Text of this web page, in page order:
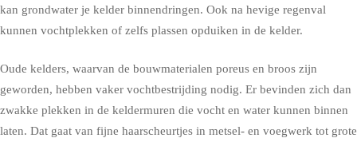
kan grondwater je kelder binnendringen. Ook na hevige regenval
kunnen vochtplekken of zelfs plassen opduiken in de kelder.
Oude kelders, waarvan de bouwmaterialen poreus en broos zijn
geworden, hebben vaker vochtbestrijding nodig. Er bevinden zich dan
zwakke plekken in de keldermuren die vocht en water kunnen binnen
laten. Dat gaat van fijne haarscheurtjes in metsel- en voegwerk tot grote